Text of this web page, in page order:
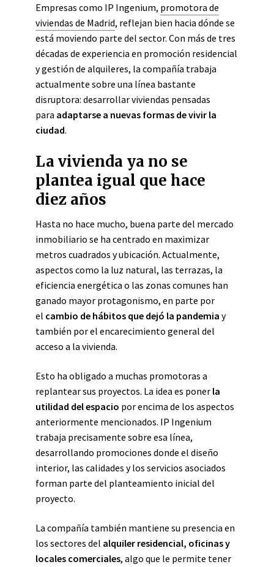
Empresas como IP Ingenium, promotora de
viviendas de Madrid, reflejan bien hacia dónde se
está moviendo parte del sector. Con más de tres
décadas de experiencia en promoción residencial
y gestión de alquileres, la compañía trabaja
actualmente sobre una línea bastante
disruptora: desarrollar viviendas pensadas
para adaptarse a nuevas formas de vivir la
ciudad.
La vivienda ya no se
plantea igual que hace
diez años
Hasta no hace mucho, buena parte del mercado
inmobiliario se ha centrado en maximizar
metros cuadrados y ubicación. Actualmente,
aspectos como la luz natural, las terrazas, la
eficiencia energética o las zonas comunes han
ganado mayor protagonismo, en parte por
el cambio de hábitos que dejó la pandemia y
también por el encarecimiento general del
acceso a la vivienda.
Esto ha obligado a muchas promotoras a
replantear sus proyectos. La idea es poner la
utilidad del espacio por encima de los aspectos
anteriormente mencionados. IP Ingenium
trabaja precisamente sobre esa línea,
desarrollando promociones donde el diseño
interior, las calidades y los servicios asociados
forman parte del planteamiento inicial del
proyecto.
La compañía también mantiene su presencia en
los sectores del alquiler residencial, oficinas y
locales comerciales, algo que le permite tener